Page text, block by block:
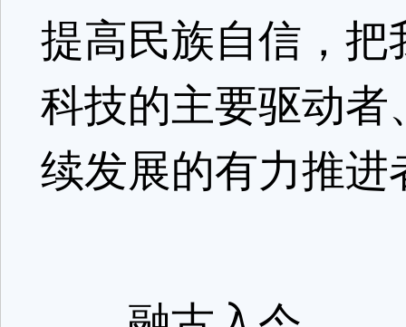
提高民族自信，
科技的主要驱动
续发展的有力推进